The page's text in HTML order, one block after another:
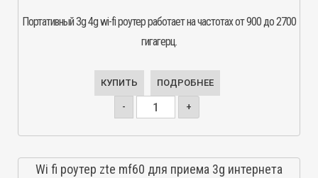
Портативный 3g 4g wi-fi роутер работает на частотах от 900 до 2700
гигагерц.
КУПИТЬ ПОДРОБНЕЕ
- +
Wi fi роутер zte mf60 для приема 3g интернета